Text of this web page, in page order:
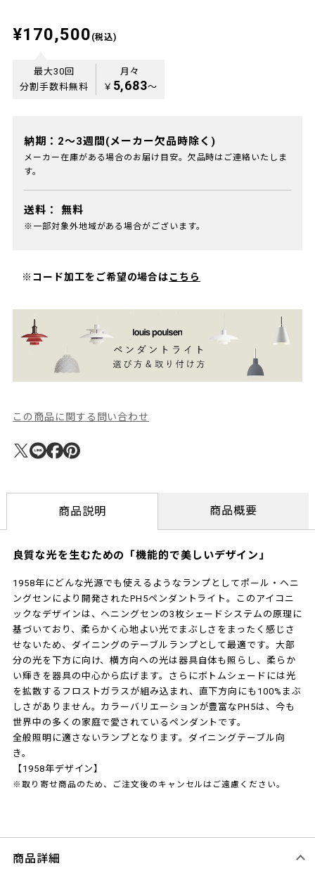
¥170,500 (税込)
最大30回
分割手数料無料
月々
￥ 5,683〜
納期：2～3週間(メーカー欠品時除く)
メーカー在庫がある場合のお届け目安。欠品時はご連絡いたしま
す。
送料： 無料
※一部対象外地域がある場合がございます。
※コード加工をご希望の場合はこちら
この商品に関する問い合わせ
商品説明 商品概要
良質な光を生むための「機能的で美しいデザイン」
1958年にどんな光源でも使えるようなランプとしてポール・ヘニ
ングセンにより開発されたPH5ペンダントライト。このアイコニ
ックなデザインは、ヘニングセンの3枚シェードシステムの原理に
基づいており、柔らかく心地よい光でまぶしさをまったく感じさ
せないため、ダイニングのテーブルランプとして最適です。大部
分の光を下方に向け、横方向への光は器具自体も照らし、柔らか
い輝きを器具の中心から広げます。さらにボトムシェードには光
を拡散するフロストガラスが組み込まれ、直下方向にも100%まぶ
しさがありません。カラーバリエーションが豊富なPH5は、今も
世界中の多くの家庭で愛されているペンダントです。
全般照明に適さないランプとなります。ダイニングテーブル向
き。
【1958年デザイン】
※取り寄せ商品のため、ご注文後のキャンセルはご遠慮ください。
商品詳細